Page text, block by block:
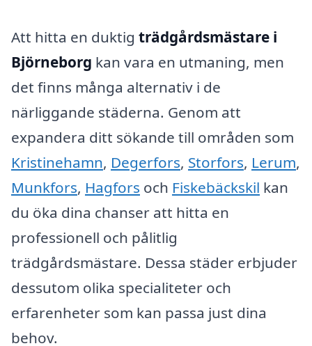
Att hitta en duktig trädgårdsmästare i
Björneborg kan vara en utmaning, men
det finns många alternativ i de
närliggande städerna. Genom att
expandera ditt sökande till områden som
Kristinehamn, Degerfors, Storfors, Lerum,
Munkfors, Hagfors och Fiskebäckskil kan
du öka dina chanser att hitta en
professionell och pålitlig
trädgårdsmästare. Dessa städer erbjuder
dessutom olika specialiteter och
erfarenheter som kan passa just dina
behov.